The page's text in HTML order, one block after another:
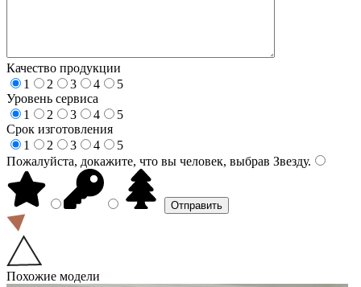
Качество продукции
1
2 3 4
5
Уровень сервиса
1
2 3 4
5
Срок изготовления
1
2 3 4
5
Пожалуйста, докажите, что вы человек, выбрав Звезду.
Похожие модели